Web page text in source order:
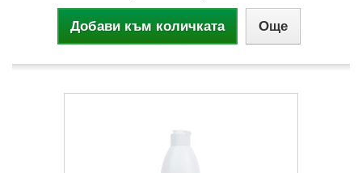
Добави към количката Още